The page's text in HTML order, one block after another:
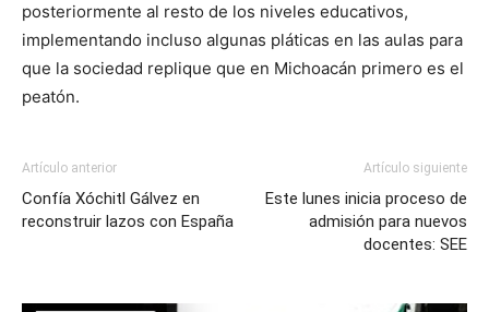
posteriormente al resto de los niveles educativos,
implementando incluso algunas pláticas en las aulas para
que la sociedad replique que en Michoacán primero es el
peatón.
Artículo anterior
Confía Xóchitl Gálvez en
reconstruir lazos con España
Artículo siguiente
Este lunes inicia proceso de
admisión para nuevos
docentes: SEE